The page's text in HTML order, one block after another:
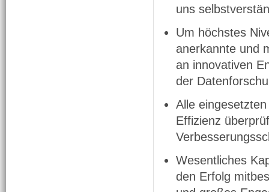
uns
Um höchstes
anerkannte und
an innovativen
der
Alle
Effizienz
Wesentliches
den Erfolg